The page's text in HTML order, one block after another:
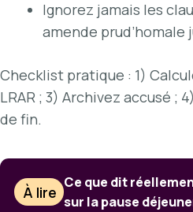
Ignorez jamais les
amende prud’homale
Checklist pratique : 1)
LRAR ; 3) Archivez accusé ;
de fin.
À lire
Ce que dit
sur la pause